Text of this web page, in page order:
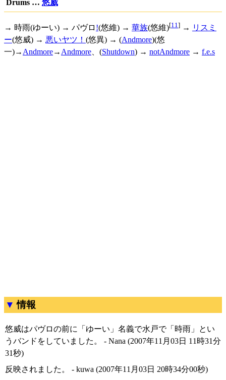
Drums … 悠威
→ 時雨(ゆーい) → パヴロ !(悠維) → 華族(悠維)[11 ] → リスミ
ー(悠威) → 悪いヤツ！ (悠異) → (Andmore)(悠
一)→ Andmore→ Andmore 、(Shutdown) → notAndmore → f.e.s
情報
悠威はパヴロの前に「ゆーい」名義で水戸で「時雨」とい
うバンドをしていました。 - Nana (2007年11月03日 11時31分
31秒)
反映されました。 - kuwa (2007年11月03日 20時34分00秒)